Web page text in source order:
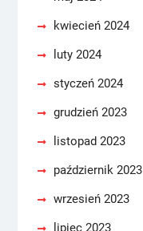
kwiecień 2024
luty 2024
styczeń 2024
grudzień 2023
listopad 2023
październik 2023
wrzesień 2023
lipiec 2023